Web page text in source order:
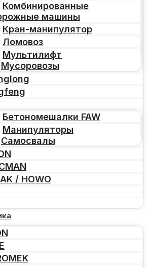
Комбинированные
машины
Кран-манипулятор
Ломовоз
Мультилифт
Мусоровозы
Бетономешалки FAW
Манипуляторы
Самосвалы
/ HOWO